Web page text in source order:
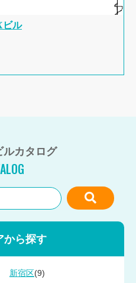
ビル
ルカタログ
ら探す
新宿区 (9)